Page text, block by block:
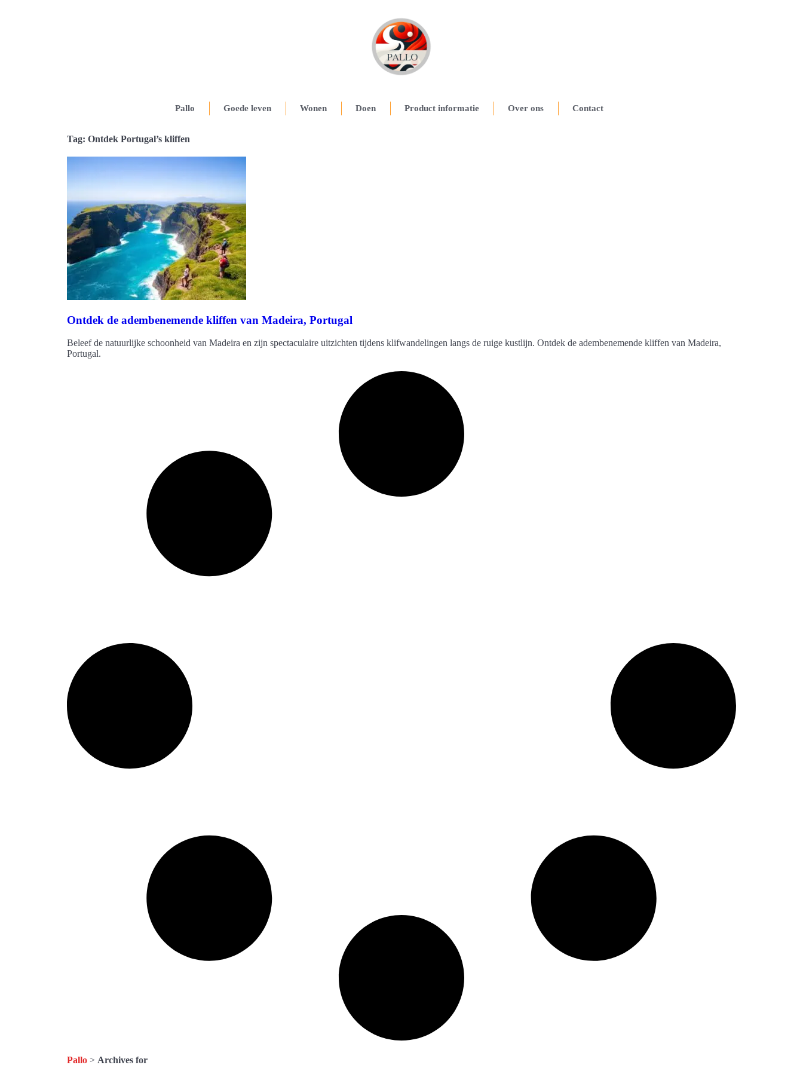
Pallo Goede leven Wonen Doen Product informatie Over ons Contact
Tag: Ontdek Portugal’s kliffen
Ontdek de adembenemende kliffen van Madeira, Portugal
Beleef de natuurlijke schoonheid van Madeira en zijn spectaculaire uitzichten tijdens klifwandelingen langs de ruige kustlijn. Ontdek de adembenemende kliffen van Madeira,
Portugal.
Pallo > Archives for